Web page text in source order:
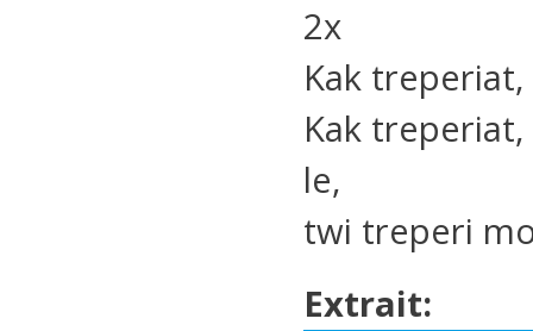
2x
Kak
Kak
le,
twi treperi
Extrait: